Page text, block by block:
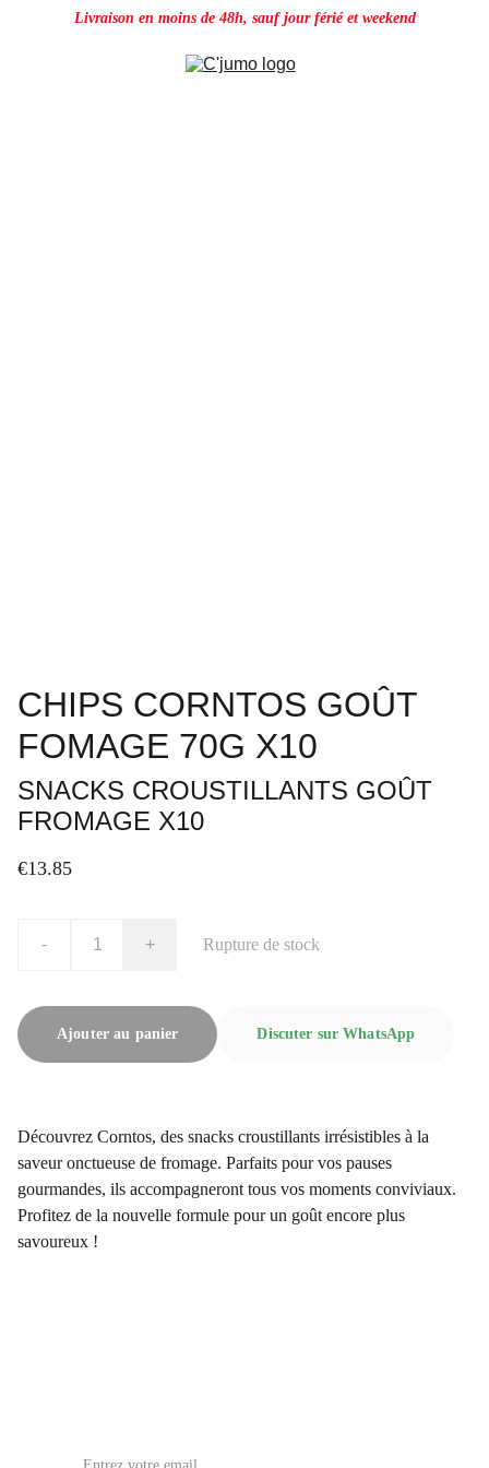
Livraison en moins de 48h, sauf jour férié et weekend
CHIPS CORNTOS GOÛT
FOMAGE 70G X10
SNACKS CROUSTILLANTS GOÛT
FROMAGE X10
€13.85
- + Rupture de stock
Ajouter au panier Discuter sur WhatsApp
Découvrez Corntos, des snacks croustillants irrésistibles à la
saveur onctueuse de fromage. Parfaits pour vos pauses
gourmandes, ils accompagneront tous vos moments conviviaux.
Profitez de la nouvelle formule pour un goût encore plus
savoureux !